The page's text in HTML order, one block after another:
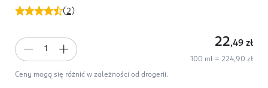
(2 )
22,49 zł
100 ml = 224,90 zł
Ceny mogą się różnić w zależności od drogerii.